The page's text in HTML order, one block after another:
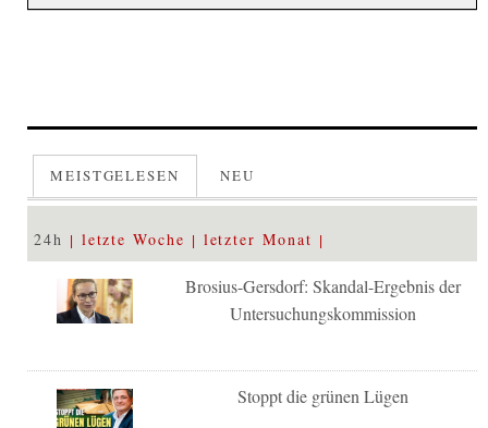
MEISTGELESEN NEU
24h letzte Woche letzter Monat
Brosius-Gersdorf: Skandal-Ergebnis der
Untersuchungskommission
Stoppt die grünen Lügen